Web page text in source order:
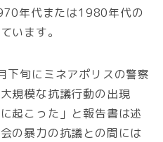
年代または1980年代の
います。
下旬にミネアポリスの警察
規模な抗議行動の出現
起こった」と報告書は述
の暴力の抗議との間には